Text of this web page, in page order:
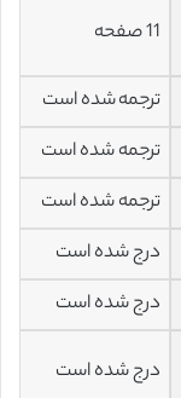
11 صفحه
ترجمه شده است
ترجمه شده است
ترجمه شده است
درج شده است
درج شده است
درج شده است